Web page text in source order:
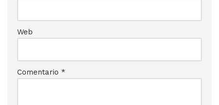
Web
Comentario *